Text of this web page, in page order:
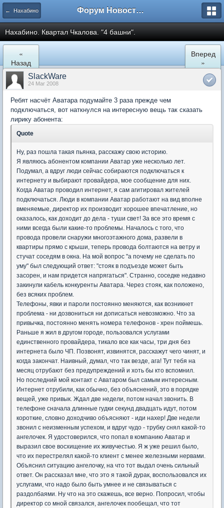
← Нахабино Форум Новостройки
Нахабино. Квартал Чкалова. "4 башни".
«
Назад
Вперед
»
SlackWare
24 Mar 2008
Ребят насчёт Аватара подумайте 3 раза прежде чем
подключаться, вот наткнулся на интересную вещь так сказать
лирику абонента:
Quote
Ну, раз пошла такая пьянка, расскажу свою историю.
Я являюсь абонентом компании Аватар уже несколько лет.
Подумал, а вдруг люди сейчас собираются подключаться к
интернету и выбирают провайдера, мое сообщение для них.
Когда Аватар проводил интернет, я сам агитировал жителей
подключаться. Люди в компании Аватар работают на вид вполне
вменяемые, директор их производит хорошее впечатление, но
оказалось, как доходит до дела - туши свет! За все это время с
ними всегда были какие-то проблемы. Началось с того, что
провода провели снаружи многоэтажного дома, развели в
квартиры прямо с крыши, теперь провода болтаются на ветру и
стучат соседям в окна. На мой вопрос "а почему не сделать по
уму" был следующий ответ: "стояк в подъезде может быть
засорен, и нам придется напрягаться". Странно, соседке недавно
закинули кабель конкуренты Аватара. Через стояк, как положено,
без всяких проблем.
Телефоны, явки и пароли постоянно меняются, как возникнет
проблема - ни дозвониться ни дописаться невозможно. Что за
привычка, постоянно менять номера телефонов - хрен поймешь.
Раньше я жил в другом городе, пользовался услугами
единственного провайдера, тикало все как часы, три дня без
интернета было ЧП. Позвонят, извинятся, расскажут чего чинят, и
когда закончат. Наивный, думал, что так везде, ага! Тут тебя на
месяц отрубают без предупреждений и хоть бы кто вспомнил.
Но последний мой контакт с Аватаром был самым интересным.
Интернет отрубили, как обычно, без объяснений, это в порядке
вещей, уже привык. Ждал две недели, потом начал звонить. В
телефоне сначала длинные гудки секунд двадцать идут, потом
короткие, словно доходчиво объясняют - иди нахер! Две недели
звонил с неизменным успехом, и вдруг чудо - трубку снял какой-то
ангелочек. Я удостоверился, что попал в компанию Аватар и
выразил свое восхищение их живучестью. Я ж уже решил было,
что их перестрелял какой-то клиент с менее железными нервами.
Объяснил ситуацию ангелочку, на что тот выдал очень сильный
ответ. Он рассказал мне, что это я такой дурак, воспользовался их
услугами, что надо было быть умнее и не связываться с
раздолбаями. Ну что на это скажешь, все верно. Попросил, чтобы
директор со мной связался, ангелочек пообещал, что тот